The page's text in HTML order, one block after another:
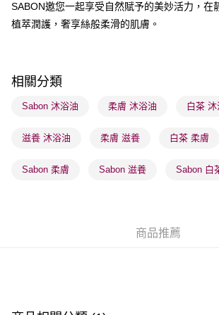
送貨方式
每筆HK$65.00，滿HK$300.00或以上免運費
確認發貨後1-3 工作天送達，訂單將隨機分配至
每筆HK$65.00，滿HK$300.00或以上免運費
每筆HK$20.00，滿HK$100.00或以上免運費
(澳門門市) 只顯示可選門市。確認發貨後2-5
SABON邀您一起享受自然賦予的美妙活力，在
植萃潤護，奢享絲般柔滑的肌膚。
相關分類
Sabon 沐浴油 柔膚 沐浴油 白茶 沐
滋養 沐浴油 柔膚 滋養 白茶 柔膚
Sabon 柔膚 Sabon 滋養 Sabon 白
商品推薦